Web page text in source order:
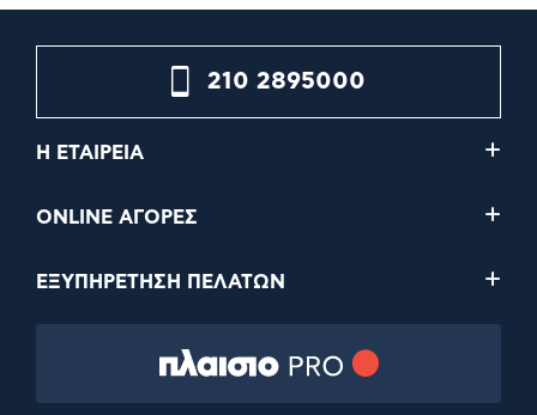
210 2895000
Η ΕΤΑΙΡΕΙΑ
ONLINE ΑΓΟΡΕΣ
ΕΞΥΠΗΡΕΤΗΣΗ ΠΕΛΑΤΩΝ